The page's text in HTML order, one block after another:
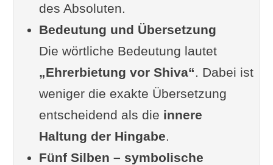
Erklärungen und Erläuterungen
zum Mantra (Video)
Erläuterungen von Swami
Sivananda
Frage oder Ergänzung von dir
Im Zusammenhang interessant
Fun Facts zum Thema Mantra
& Om namah Shivaya
des Absoluten.
Bedeutung und Übersetzung
Die wörtliche Bedeutung lautet
„Ehrerbietung vor Shiva“. Dabei ist
weniger die exakte Übersetzung
entscheidend als die innere
Haltung der Hingabe.
Fünf Silben – symbolische